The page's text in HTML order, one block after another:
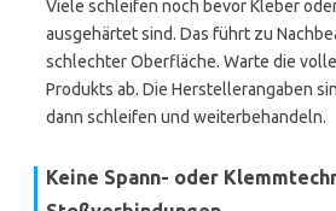
Viele schleifen noch bevor Kleber
ausgehärtet sind. Das führt zu
schlechter Oberfläche. Warte die
Produkts ab. Die Herstellerangaben
dann schleifen und weiterbehandeln.
Keine Spann- oder